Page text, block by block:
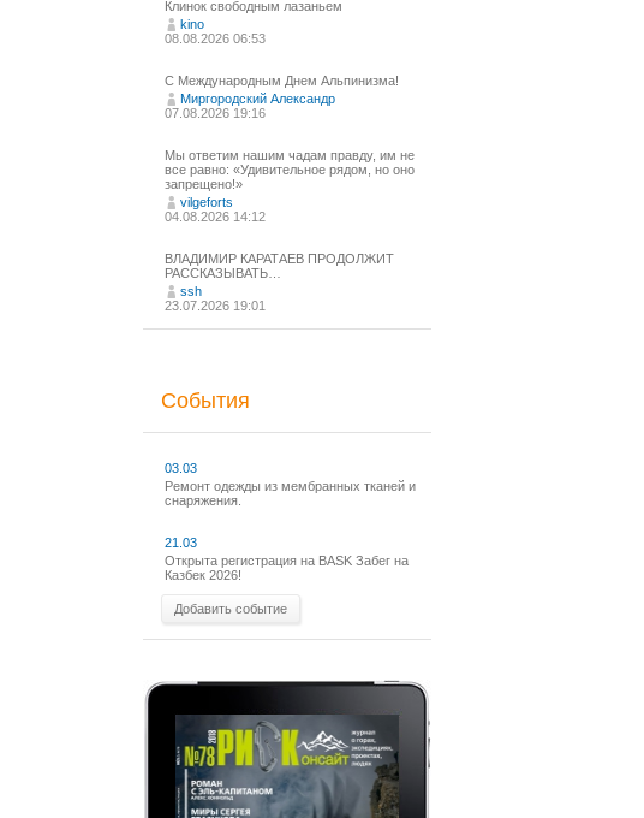
Клинок свободным лазаньем
kino
08.08.2026 06:53
С Международным Днем Альпинизма!⁠
Миргородский Александр
07.08.2026 19:16
Мы ответим нашим чадам правду, им не
все равно: «Удивительное рядом, но оно
запрещено!»
vilgeforts
04.08.2026 14:12
ВЛАДИМИР КАРАТАЕВ ПРОДОЛЖИТ
РАССКАЗЫВАТЬ…
ssh
23.07.2026 19:01
События
03.03
Ремонт одежды из мембранных тканей и
снаряжения.
21.03
Открыта регистрация на BASK Забег на
Казбек 2026!
Добавить событие